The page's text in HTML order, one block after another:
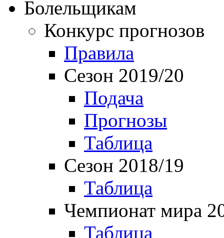
Болельщикам
Конкурс прогнозов
Правила
Сезон 2019/20
Подача
Прогнозы
Таблица
Сезон 2018/19
Таблица
Чемпионат мира
Таблица